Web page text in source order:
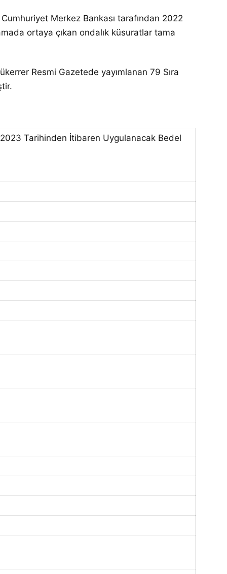
Merkez Bankası tarafından 2022
ortaya çıkan ondalık küsuratlar tama
Resmi Gazetede yayımlanan 79 Sıra
Tarihinden İtibaren Uygulanacak Bedel